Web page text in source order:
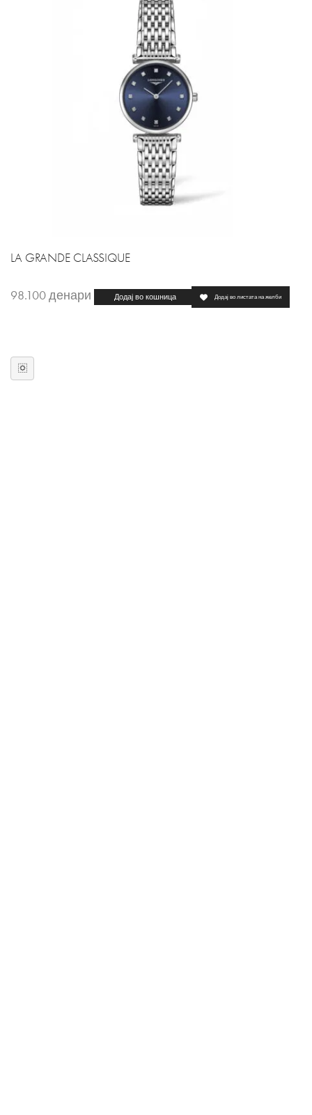
LA GRANDE CLASSIQUE
98.100денари Додај во кошница Додај во листата на желби